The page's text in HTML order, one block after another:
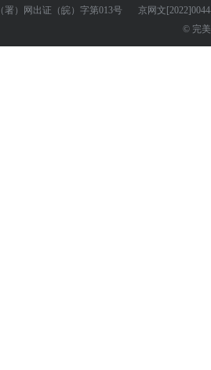
（署）网出证（皖）字第013号
京网文
© 完美